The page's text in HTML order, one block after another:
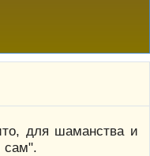
для шаманства и
сам".